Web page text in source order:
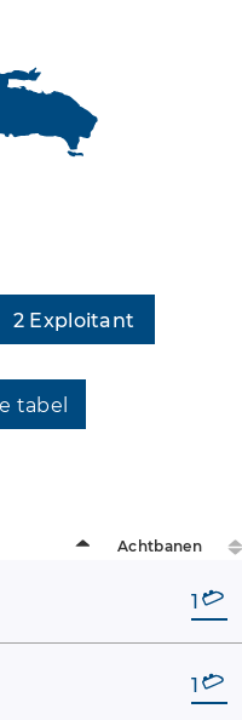
2 Exploitant
tabel
Achtbanen
1
1